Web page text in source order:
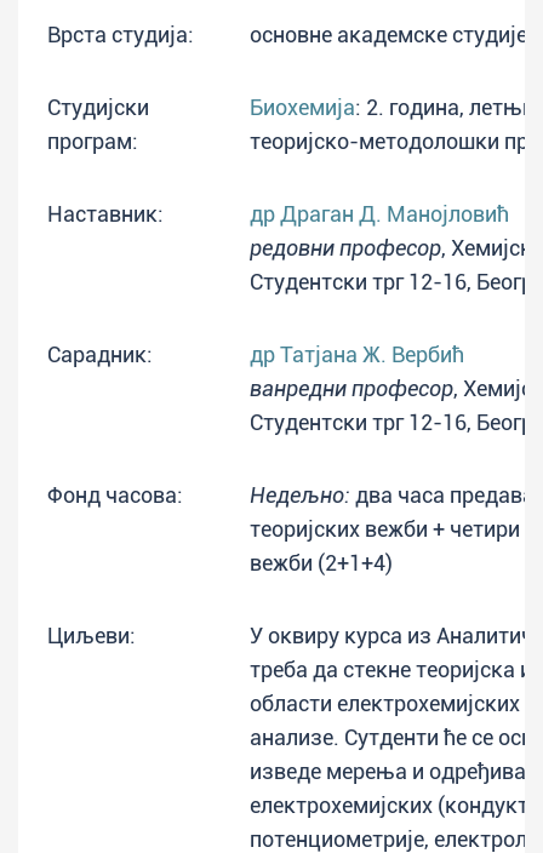
Врста студија: основне академске студије
Студијски
програм:
Биохемија: 2. година, летњи
теоријско-методолошки
Наставник:
др Драган Д. Манојловић
редовни професор,
Студентски трг 12-16,
Сарадник:
др Татјана Ж. Вербић
ванредни професор,
Студентски трг 12-16,
Фонд часова: Недељно: два часа
теоријских вежби + четири
вежби (2+1+4)
Циљеви:
У оквиру курса из
треба да стекне теоријска
области електрохемијских
анализе. Сутденти ће се
изведе мерења и
електрохемијских
потенциометрије,